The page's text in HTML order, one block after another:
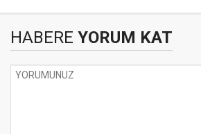
HABERE YORUM KAT